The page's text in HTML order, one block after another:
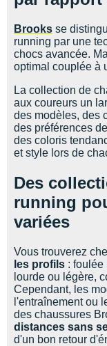
Brooks se
running par une
chocs avancée.
optimal couplée à
La collection de
aux coureurs un
des modèles, des
des préférences
des coloris
et style lors de
Des
running
variées
Vous trouverez
les profils : foulée
lourde ou légère,
Cependant, les
l'entraînement ou
des chaussures
distances sans
d'un bon retour